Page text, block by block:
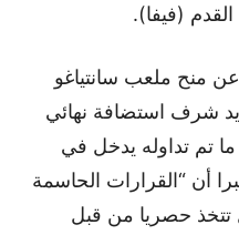
(فيفا).
منح ملعب سانتياغو
شرف استضافة نهائي
تم تداوله يدخل في
أن “القرارات الحاسمة
تتخذ حصريا من قبل